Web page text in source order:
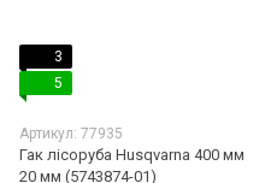
3
5
Артикул: 77935
Гак лісоруба Husqvarna 400 мм
20 мм (5743874-01)